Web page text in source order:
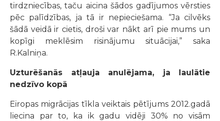
tirdzniecības, taču aicina šādos gadījumos vērsties
pēc palīdzības, ja tā ir nepieciešama. “Ja cilvēks
šādā veidā ir cietis, droši var nākt arī pie mums un
kopīgi meklēsim risinājumu situācijai,” saka
R.Kalniņa.
Uzturēšanās atļauja anulējama, ja laulātie
nedzīvo kopā
Eiropas migrācijas tīkla veiktais pētījums 2012.gadā
liecina par to, ka ik gadu vidēji 30% no visām